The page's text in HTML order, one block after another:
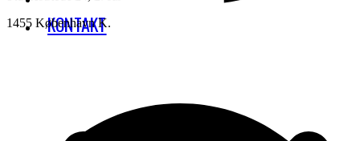
KONTAKT
1455 København K.